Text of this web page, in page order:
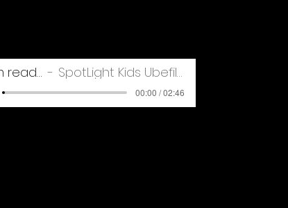
1. I'm ready SpotLight Kids Übefile
00:00 / 02:46